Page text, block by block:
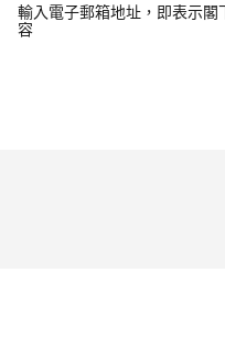
電
郵
輸入電子郵箱地址，即表示閣
容